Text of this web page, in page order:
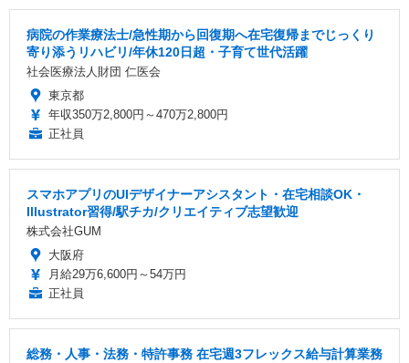
病院の作業療法士/急性期から回復期へ在宅復帰までじっくり
寄り添うリハビリ/年休120日超・子育て世代活躍
社会医療法人財団 仁医会
東京都
年収350万2,800円～470万2,800円
正社員
スマホアプリのUIデザイナーアシスタント・在宅相談OK・
Illustrator習得/駅チカ/クリエイティブ志望歓迎
株式会社GUM
大阪府
月給29万6,600円～54万円
正社員
総務・人事・法務・特許事務 在宅週3フレックス給与計算業務